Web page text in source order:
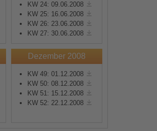
KW 24: 09.06.2008
KW 25: 16.06.2008
KW 26: 23.06.2008
KW 27: 30.06.2008
Dezember 2008
KW 49: 01.12.2008
KW 50: 08.12.2008
KW 51: 15.12.2008
KW 52: 22.12.2008